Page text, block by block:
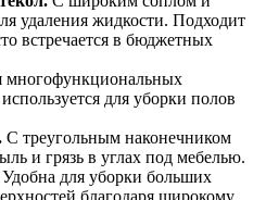
удаления жидкости. Подходит
встречается в бюджетных
многофункциональных
для уборки полов
С треугольным наконечником
и грязь в углах под мебелью.
Удобна для уборки больших
благодаря широкому